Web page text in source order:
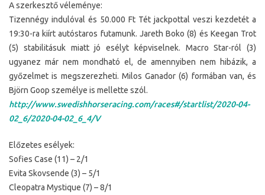
A szerkesztő véleménye:
Tizennégy indulóval és 50.000 Ft Tét jackpottal veszi kezdetét a
19:30-ra kiírt autóstaros futamunk. Jareth Boko (8) és Keegan Trot
(5) stabilitásuk miatt jó esélyt képviselnek. Macro Star-ról (3)
ugyanez már nem mondható el, de amennyiben nem hibázik, a
győzelmet is megszerezheti. Milos Ganador (6) formában van, és
Björn Goop személye is mellette szól.
http://www.swedishhorseracing.com/races#/startlist/2020-04-
02_6/2020-04-02_6_4/V
Előzetes esélyek:
Sofies Case (11) – 2/1
Evita Skovsende (3) – 5/1
Cleopatra Mystique (7) – 8/1